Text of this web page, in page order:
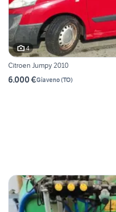
4
Citroen Jumpy 2010
6.000 €Giaveno(TO)